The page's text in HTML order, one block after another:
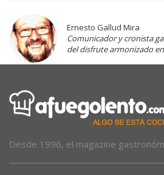
Ernesto Gallud Mira
Comunicador y cronista
del disfrute armonizado
Desde 1996, el magazine